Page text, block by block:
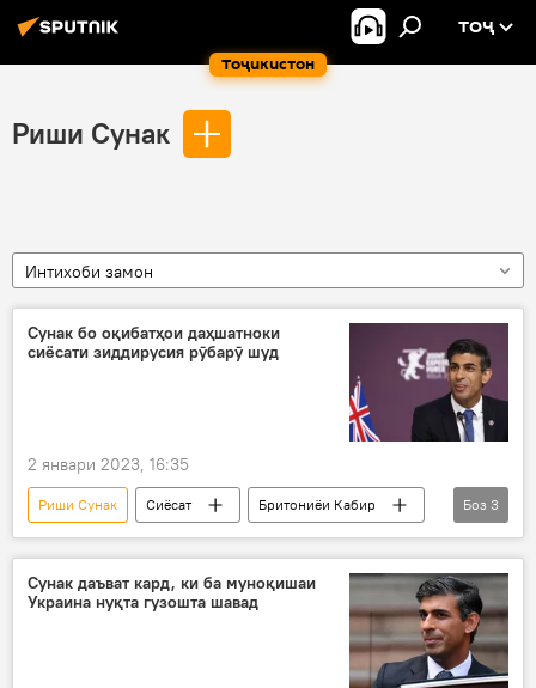
Тоҷикистон
ТОҶ
Риши Сунак
Интихоби замон
Сунак бо оқибатҳои даҳшатноки
сиёсати зиддирусия рӯбарӯ шуд
2 январи 2023, 16:35
Риши Сунак Сиёсат
Бритониёи Кабир
буҳрон
Украина Дар ҷаҳон
Боз 3
Сунак даъват кард, ки ба муноқишаи
Украина нуқта гузошта шавад